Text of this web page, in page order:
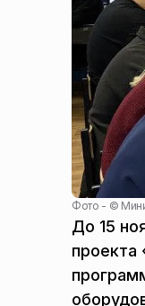
Фото - ©
До 15
проекта